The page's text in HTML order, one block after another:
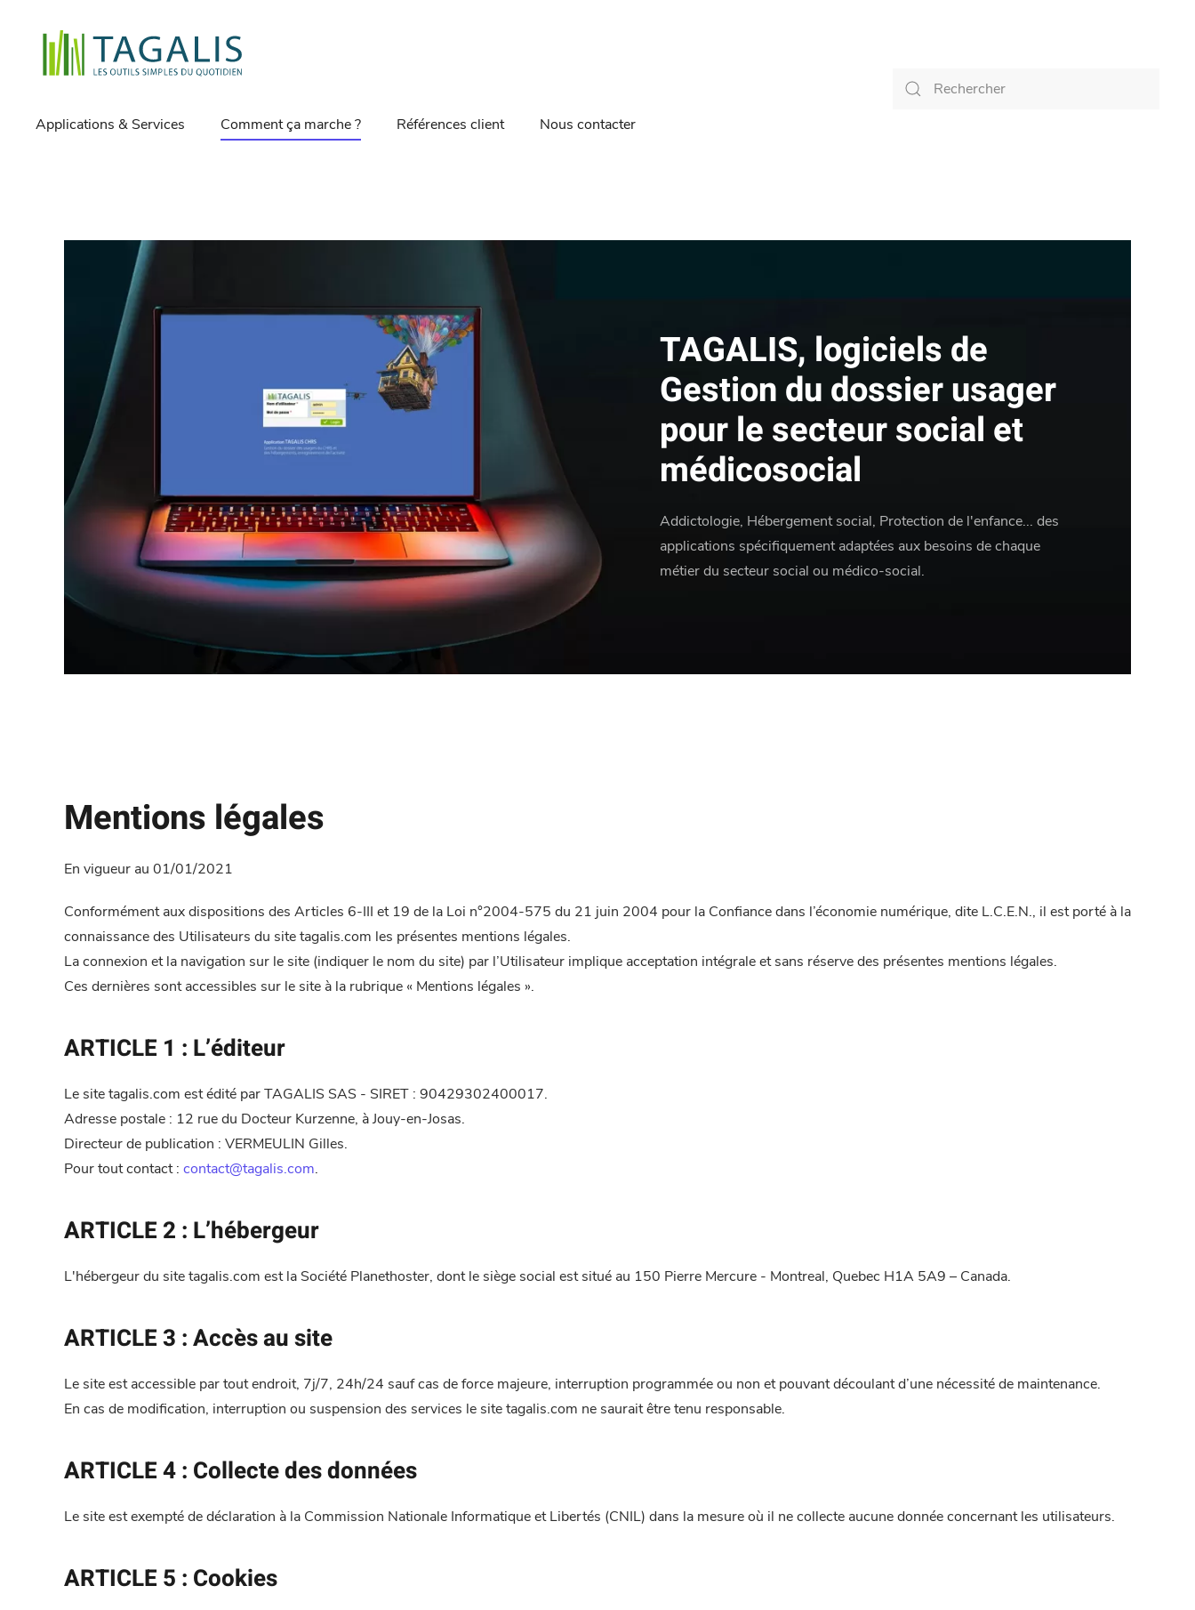
Applications & Services Comment ça marche ? Références client Nous contacter
TAGALIS, logiciels de
Gestion du dossier usager
pour le secteur social et
médicosocial
Addictologie, Hébergement social, Protection de l'enfance... des
applications spécifiquement adaptées aux besoins de chaque
métier du secteur social ou médico-social.
Mentions légales
En vigueur au 01/01/2021
Conformément aux dispositions des Articles 6-III et 19 de la Loi n°2004-575 du 21 juin 2004 pour la Confiance dans l’économie numérique, dite L.C.E.N., il est porté à la
connaissance des Utilisateurs du site tagalis.com les présentes mentions légales.
La connexion et la navigation sur le site (indiquer le nom du site) par l’Utilisateur implique acceptation intégrale et sans réserve des présentes mentions légales.
Ces dernières sont accessibles sur le site à la rubrique « Mentions légales ».
ARTICLE 1 : L’éditeur
Le site tagalis.com est édité par TAGALIS SAS - SIRET : 90429302400017.
Adresse postale : 12 rue du Docteur Kurzenne, à Jouy-en-Josas.
Directeur de publication : VERMEULIN Gilles.
Pour tout contact : contact@tagalis.com.
ARTICLE 2 : L’hébergeur
L'hébergeur du site tagalis.com est la Société Planethoster, dont le siège social est situé au 150 Pierre Mercure - Montreal, Quebec H1A 5A9 – Canada.
ARTICLE 3 : Accès au site
Le site est accessible par tout endroit, 7j/7, 24h/24 sauf cas de force majeure, interruption programmée ou non et pouvant découlant d’une nécessité de maintenance.
En cas de modification, interruption ou suspension des services le site tagalis.com ne saurait être tenu responsable.
ARTICLE 4 : Collecte des données
Le site est exempté de déclaration à la Commission Nationale Informatique et Libertés (CNIL) dans la mesure où il ne collecte aucune donnée concernant les utilisateurs.
ARTICLE 5 : Cookies